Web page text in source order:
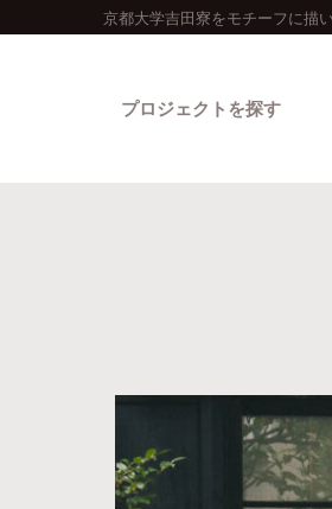
京都大学吉田寮をモチーフに描
プロジェクトを探す